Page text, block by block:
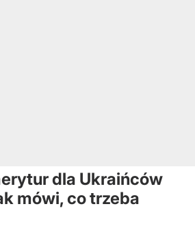
dla Ukraińców
mówi, co trzeba